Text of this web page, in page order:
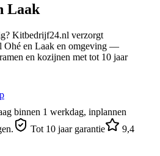
Laak
Kitbedrijf24.nl verzorgt
Ohé en Laak en omgeving —
en kozijnen met tot 10 jaar
binnen 1 werkdag, inplannen
Tot 10 jaar garantie
9,4